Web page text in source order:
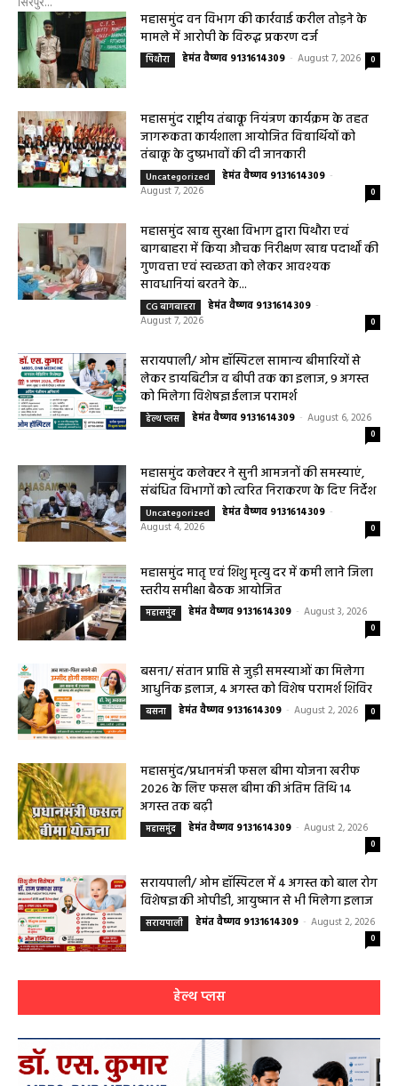
महासमुंद वन विभाग की कार्रवाई करील तोड़ने के
मामले में आरोपी के विरुद्ध प्रकरण दर्ज
पिथौरा हेमंत वैष्णव 9131614309 - August 7, 2026 0
महासमुंद राष्ट्रीय तंबाकू नियंत्रण कार्यक्रम के तहत
जागरूकता कार्यशाला आयोजित विद्यार्थियों को
तंबाकू के दुष्प्रभावों की दी जानकारी
Uncategorized हेमंत वैष्णव 9131614309 -
August 7, 2026
0
महासमुंद खाद्य सुरक्षा विभाग द्वारा पिथौरा एवं
बागबाहरा में किया औचक निरीक्षण खाद्य पदार्थों की
गुणवत्ता एवं स्वच्छता को लेकर आवश्यक
सावधानियां बरतने के...
CG बागबाहरा हेमंत वैष्णव 9131614309 -
August 7, 2026
0
सरायपाली/ ओम हॉस्पिटल सामान्य बीमारियों से
लेकर डायबिटीज व बीपी तक का इलाज, 9 अगस्त
को मिलेगा विशेषज्ञ ईलाज परामर्श
हेल्थ प्लस हेमंत वैष्णव 9131614309 - August 6, 2026
0
महासमुंद कलेक्टर ने सुनी आमजनों की समस्याएं,
संबंधित विभागों को त्वरित निराकरण के दिए निर्देश
Uncategorized हेमंत वैष्णव 9131614309 -
August 4, 2026
0
महासमुंद मातृ एवं शिशु मृत्यु दर में कमी लाने जिला
स्तरीय समीक्षा बैठक आयोजित
महासमुंद हेमंत वैष्णव 9131614309 - August 3, 2026
0
बसना/ संतान प्राप्ति से जुड़ी समस्याओं का मिलेगा
आधुनिक इलाज, 4 अगस्त को विशेष परामर्श शिविर
बसना हेमंत वैष्णव 9131614309 - August 2, 2026 0
महासमुंद/प्रधानमंत्री फसल बीमा योजना खरीफ
2026 के लिए फसल बीमा की अंतिम तिथि 14
अगस्त तक बढ़ी
महासमुंद हेमंत वैष्णव 9131614309 - August 2, 2026
0
सरायपाली/ ओम हॉस्पिटल में 4 अगस्त को बाल रोग
विशेषज्ञ की ओपीडी, आयुष्मान से भी मिलेगा इलाज
सरायपाली हेमंत वैष्णव 9131614309 - August 2, 2026
0
हेल्थ प्लस